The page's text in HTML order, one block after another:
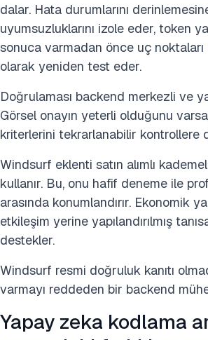
dalar. Hata durumlarını
uyumsuzluklarını izole eder, token
sonuca varmadan önce uç
olarak yeniden test eder.
Doğrulaması backend merkezli ve
Görsel onayın yeterli olduğunu
kriterlerini tekrarlanabilir kontrollere
Windsurf eklenti satın alımlı
kullanır. Bu, onu hafif deneme ile
arasında konumlandırır. Ekonomik
etkileşim yerine yapılandırılmış
destekler.
Windsurf resmi doğruluk kanıtı
varmayı reddeden bir backend
Yapay zeka kodlama